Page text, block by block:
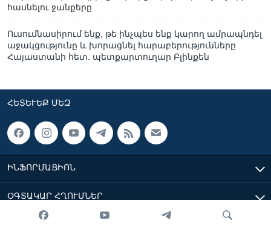
հասնելու ջանքերը
Ուսումնասիրում ենք, թե ինչպես ենք կարող ամրապնդել
աջակցությունը և խորացնել հարաբերությունները
Հայաստանի հետ. պետքարտուղար Բլինքեն
ՀԵՏԵՒԵՔ ՄԵԶ
ԻՆՖՈՐՄԱՑԻՈՆ
ՕԳՏԱԿԱՐ ՀՂՈՒՄՆԵՐ